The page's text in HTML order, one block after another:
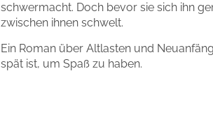
schwermacht. Doch bevor sie sich ihn
zwischen ihnen schwelt.
Ein Roman über Altlasten und
spät ist, um Spaß zu haben.